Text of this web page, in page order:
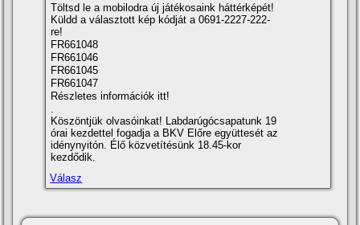
Töltsd le a mobilodra új játékosaink háttérképét!
Küldd a választott kép kódját a 0691-2227-222-
re!
FR661048
FR661046
FR661045
FR661047
Részletes információk itt!
Köszöntjük olvasóinkat! Labdarúgócsapatunk 19
órai kezdettel fogadja a BKV Előre együttesét az
idénynyitón. Élő közvetí­tésünk 18.45-kor
kezdődik.
Válasz